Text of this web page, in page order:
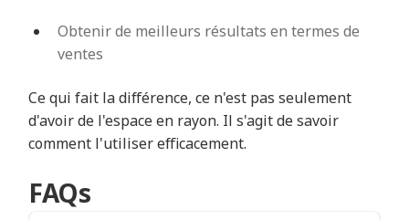
Obtenir de meilleurs résultats en termes de
ventes
Ce qui fait la différence, ce n'est pas seulement
d'avoir de l'espace en rayon. Il s'agit de savoir
comment l'utiliser efficacement.
FAQs